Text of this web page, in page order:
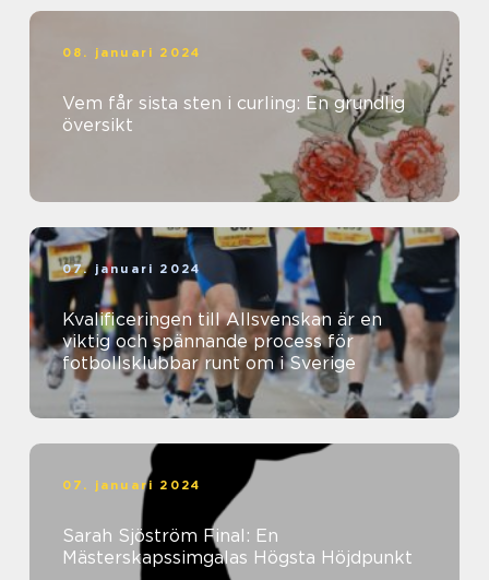
08. januari 2024
Vem får sista sten i curling: En grundlig
översikt
07. januari 2024
Kvalificeringen till Allsvenskan är en
viktig och spännande process för
fotbollsklubbar runt om i Sverige
07. januari 2024
Sarah Sjöström Final: En
Mästerskapssimgalas Högsta Höjdpunkt